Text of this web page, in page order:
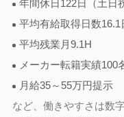
年間休日122日（土日
平均有給取得日数16.1
平均残業月9.1H
メーカー転籍実績100
月給35～55万円提示
など、働きやすさは数